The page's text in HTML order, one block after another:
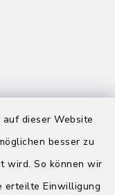
dieser Website
besser zu
wird. So können wir
erteilte Einwilligung